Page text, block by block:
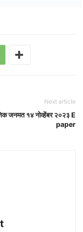
Next article
जनमत १४ नोव्हेंबर २०२३ E
paper